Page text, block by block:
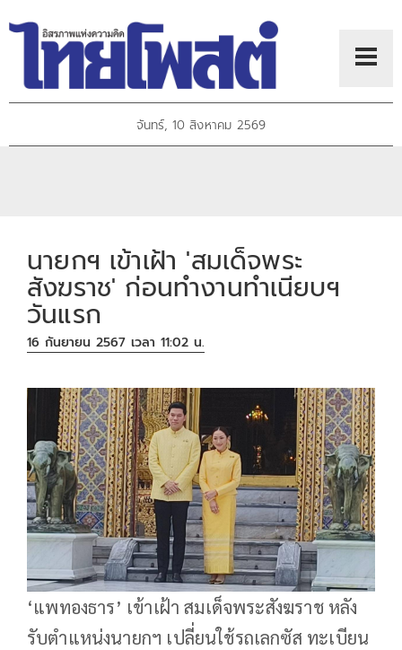
จันทร์, 10 สิงหาคม 2569
นายกฯ เข้าเฝ้า 'สมเด็จพระ
สังฆราช' ก่อนทำงานทำเนียบฯ
วันแรก
16 กันยายน 2567 เวลา 11:02 น.
‘แพทองธาร’ เข้าเฝ้า สมเด็จพระสังฆราช หลัง
รับตำแหน่งนายกฯ เปลี่ยนใช้รถเลกซัส ทะเบียน